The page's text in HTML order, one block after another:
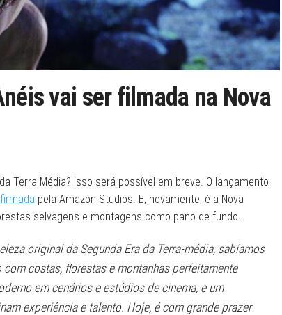
vai ser filmada na Nova
Terra Média? Isso será possível em breve. O lançamento
pela Amazon Studios. E, novamente, é a Nova
selvagens e montagens como pano de fundo.
original da Segunda Era da Terra-média, sabíamos
costas, florestas e montanhas perfeitamente
em cenários e estúdios de cinema, e um
experiência e talento. Hoje, é com grande prazer